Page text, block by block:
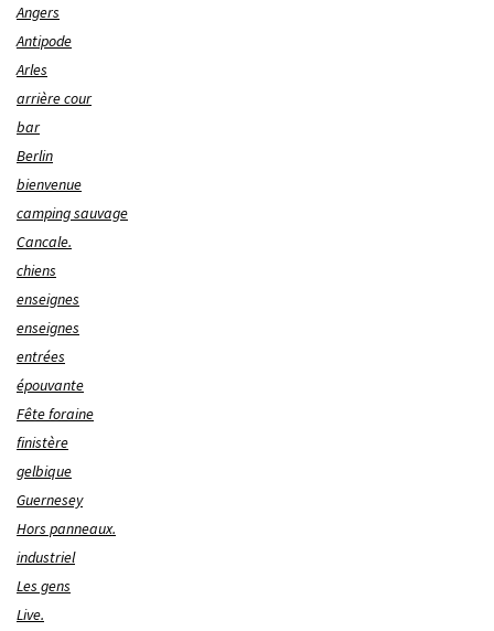
Angers
Antipode
Arles
arrière cour
bar
Berlin
bienvenue
camping sauvage
Cancale.
chiens
enseignes
enseignes
entrées
épouvante
Fête foraine
finistère
gelbique
Guernesey
Hors panneaux.
industriel
Les gens
Live.